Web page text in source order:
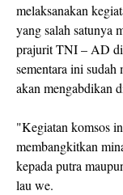
melaksanakan
yang salah satunya
prajurit TNI – AD
sementara ini
akan mengabdikan
"Kegiatan komsos
membangkitkan
kepada putra
lau we.